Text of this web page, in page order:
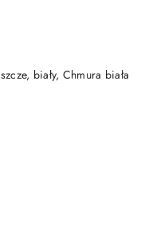
biały, Chmura biała